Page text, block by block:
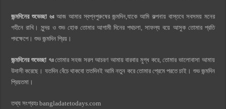
জন্মদিনের শুভেচ্ছা ৬ঃআজ আমার স্বপ্নপুরুষের জন্মদিন,যাকে আমি কল্পনায় বাস্তবে সবসময় মনের
গহীনে রাখি। সুন্দর ও শুভ হোক তোমার আগামী দিনের পথচলা, সাফল্য বয়ে আসুক তোমার প্রতি
পদক্ষেপে। শুভ জন্মদিন প্রিয়।
জন্মদিনের শুভেচ্ছা ৭ঃতোমার সহজ সরল আচরণ আমায় বারবার মুগ্ধ করে, তোমার ভালোবাসা আমায়
উদাসী করেছে। যতদিন বেঁচে থাকবো ততদিনই আমি নতুন করে তোমার প্রেমে পরতে চাই। শুভ জন্মদিন
প্রিয়তমা।
তথ্য সংগ্রহঃ bangladatetodays.com